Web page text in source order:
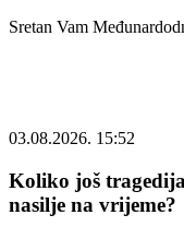
Sretan Vam
03.08.2026. 15:52
Koliko još
nasilje na vrijeme?